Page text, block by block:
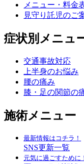
メニュー・料金
見守り託児のご
症状別メニュ
交通事故対応
上半身のお悩み
腰の痛み
膝・足の関節の
施術メニュー
最新情報はコチラ！
SNS更新一覧
元気に過ごすために